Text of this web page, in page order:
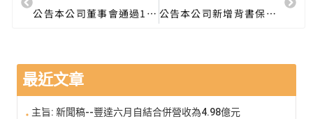
公告本公司董事會通過110年度合併財務報告 公告本公司新增背書保證金額達處理準則第25條第1項第3款相關事宜
最近文章
主旨: 新聞稿--豐達六月自結合併營收為4.98億元